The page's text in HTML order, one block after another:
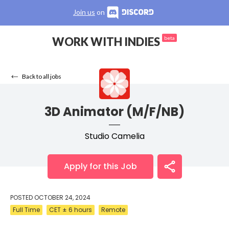
Join us on
WORK WITH INDIES beta
Back to all jobs
3D Animator (M/F/NB)
Studio Camelia
Apply for this Job
POSTEDOCTOBER 24, 2024
Full Time
CET ± 6 hours Remote